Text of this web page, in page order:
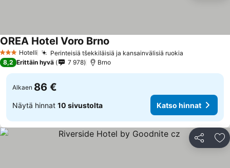
3 Tähtiluokitus
Hotelli Perinteisiä tšekkiläisiä ja kansainvälisiä ruokia
OREA Hotel Voro Brno
8,2 Erittäin hyvä 7 978 Brno
Alkaen 86 €
Näytä hinnat 10 sivustolta Katso hinnat
Jaa